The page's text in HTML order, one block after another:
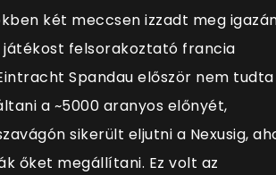
két meccsen izzadt meg
játékost felsorakoztató francia
Spandau először nem tudta
a ~5000 aranyos előnyét,
sikerült eljutni a Nexusig,
őket megállítani. Ez volt az